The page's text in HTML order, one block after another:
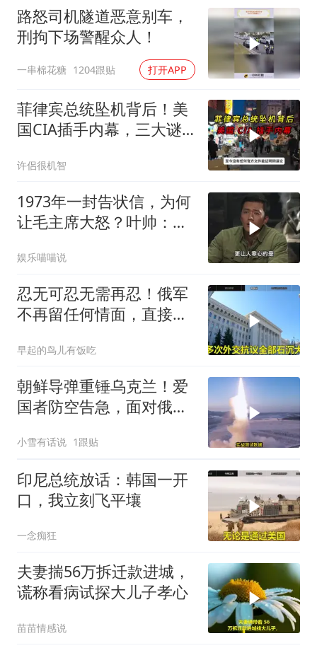
路怒司机隧道恶意别车，
刑拘下场警醒众人！
一串棉花糖 1204跟贴 打开APP
菲律宾总统坠机背后！美
国CIA插手内幕，三大谜
许侶很机智
1973年一封告状信，为何
让毛主席大怒？叶帅：杀
娱乐喵喵说
忍无可忍无需再忍！俄军
不再留任何情面，直接炸
早起的鸟儿有饭吃
朝鲜导弹重锤乌克兰！爱
国者防空告急，面对俄朝
绝望？
小雪有话说 1跟贴
印尼总统放话：韩国一开
口，我立刻飞平壤
一念痴狂
夫妻揣56万拆迁款进城，
谎称看病试探大儿子孝心
苗苗情感说